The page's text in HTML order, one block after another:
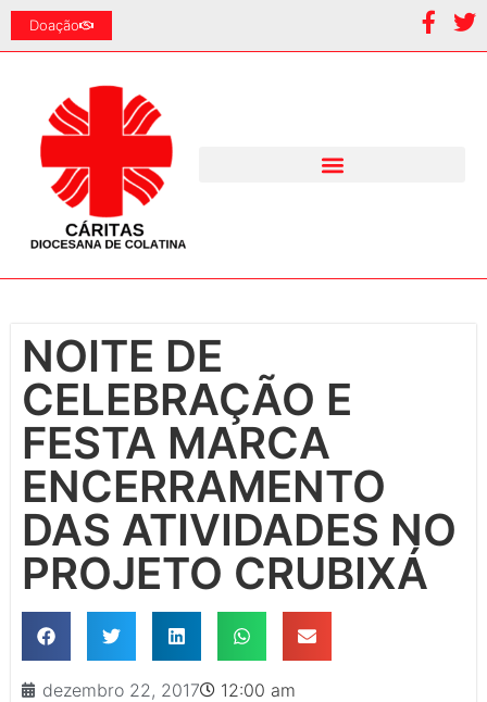
Doação
NOITE DE
CELEBRAÇÃO E
FESTA MARCA
ENCERRAMENTO
DAS ATIVIDADES NO
PROJETO CRUBIXÁ
dezembro 22, 2017 12:00 am